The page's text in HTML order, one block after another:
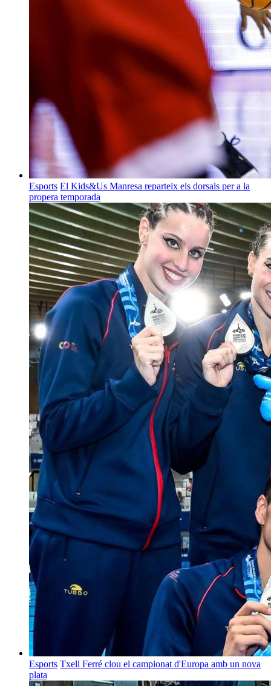
Esports El Kids&Us Manresa reparteix els dorsals per a la
propera temporada
Esports Txell Ferré clou el campionat d'Europa amb un nova
plata